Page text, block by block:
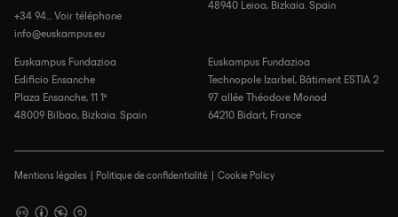
+34 94... Voir téléphone
info@euskampus.eu
48940 Leioa, Bizkaia. Spain
Euskampus Fundazioa
Edificio Ensanche
Plaza Ensanche, 11 1º
48009 Bilbao, Bizkaia. Spain
Euskampus Fundazioa
Technopole Izarbel, Bâtiment ESTIA 2
97 allée Théodore Monod
64210 Bidart, France
Mentions légales Politique de confidentialité Cookie Policy